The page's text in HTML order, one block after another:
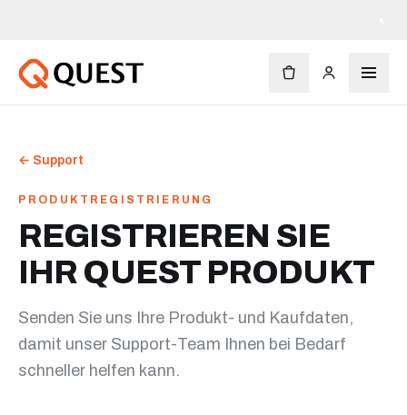
← Support
PRODUKTREGISTRIERUNG
REGISTRIEREN SIE
IHR QUEST PRODUKT
Senden Sie uns Ihre Produkt- und Kaufdaten,
damit unser Support-Team Ihnen bei Bedarf
schneller helfen kann.